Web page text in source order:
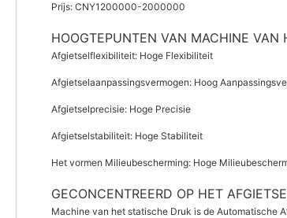
Prijs: CNY1200000-2000000
HOOGTEPUNTEN VAN MACHINE VAN
Afgietselflexibiliteit: Hoge Flexibiliteit
Afgietselaanpassingsvermogen: Hoog
Afgietselprecisie: Hoge Precisie
Afgietselstabiliteit: Hoge Stabiliteit
Het vormen Milieubescherming: Hoge
GECONCENTREERD OP HET
Machine van het statische Druk is de Automatische